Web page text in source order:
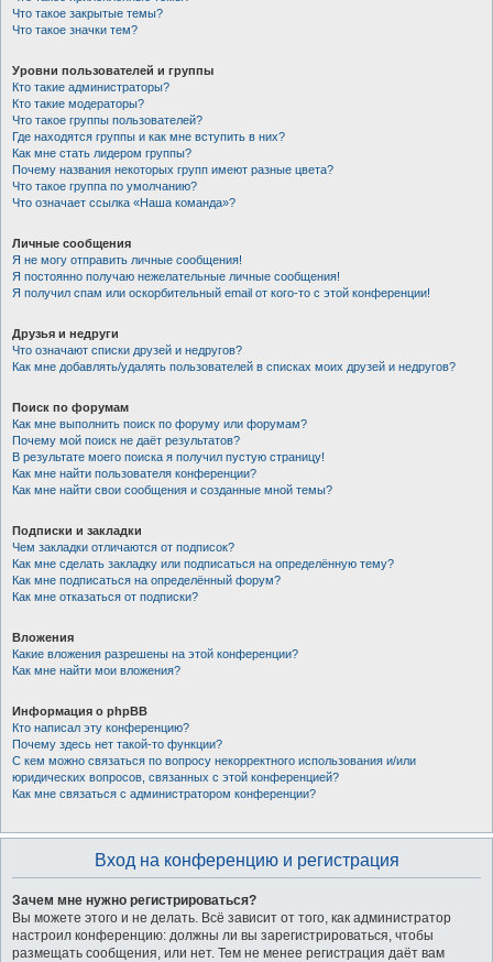
Что такое закрытые темы?
Что такое значки тем?
Уровни пользователей и группы
Кто такие администраторы?
Кто такие модераторы?
Что такое группы пользователей?
Где находятся группы и как мне вступить в них?
Как мне стать лидером группы?
Почему названия некоторых групп имеют разные цвета?
Что такое группа по умолчанию?
Что означает ссылка «Наша команда»?
Личные сообщения
Я не могу отправить личные сообщения!
Я постоянно получаю нежелательные личные сообщения!
Я получил спам или оскорбительный email от кого-то с этой конференции!
Друзья и недруги
Что означают списки друзей и недругов?
Как мне добавлять/удалять пользователей в списках моих друзей и недругов?
Поиск по форумам
Как мне выполнить поиск по форуму или форумам?
Почему мой поиск не даёт результатов?
В результате моего поиска я получил пустую страницу!
Как мне найти пользователя конференции?
Как мне найти свои сообщения и созданные мной темы?
Подписки и закладки
Чем закладки отличаются от подписок?
Как мне сделать закладку или подписаться на определённую тему?
Как мне подписаться на определённый форум?
Как мне отказаться от подписки?
Вложения
Какие вложения разрешены на этой конференции?
Как мне найти мои вложения?
Информация о phpBB
Кто написал эту конференцию?
Почему здесь нет такой-то функции?
С кем можно связаться по вопросу некорректного использования и/или
юридических вопросов, связанных с этой конференцией?
Как мне связаться с администратором конференции?
Вход на конференцию и регистрация
Зачем мне нужно регистрироваться?
Вы можете этого и не делать. Всё зависит от того, как администратор
настроил конференцию: должны ли вы зарегистрироваться, чтобы
размещать сообщения, или нет. Тем не менее регистрация даёт вам